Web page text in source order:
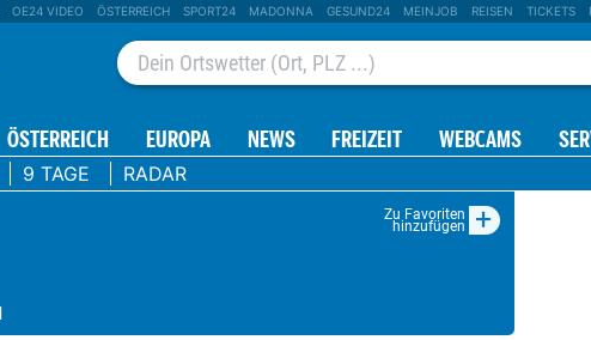
OE24 VIDEO ÖSTERREICH SPORT24 MADONNA GESUND24 MEINJOB REISEN TICKETS
ÖSTERREICH EUROPA NEWS FREIZEIT WEBCAMS
9 TAGE RADAR
Zu Favoriten
hinzufügen +